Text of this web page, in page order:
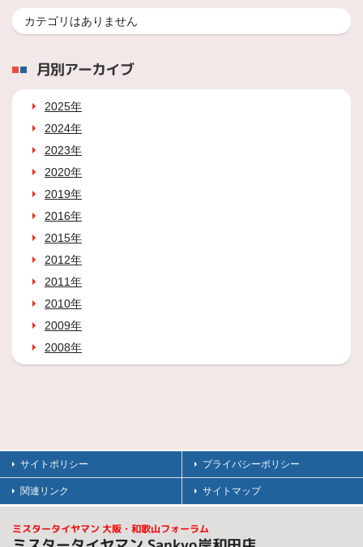
カテゴリはありません
月別アーカイブ
2025年
2024年
2023年
2020年
2019年
2016年
2015年
2012年
2011年
2010年
2009年
2008年
サイトポリシー プライバシーポリシー
関連リンク サイトマップ
ミスタータイヤマン 大阪・和歌山フォーラム